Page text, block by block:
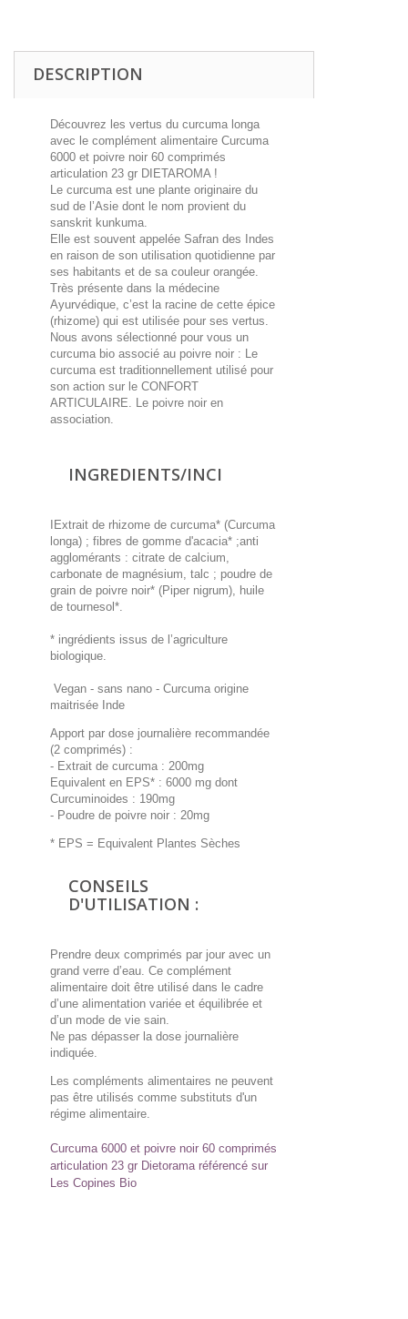
DESCRIPTION
Découvrez les vertus du curcuma longa
avec le complément alimentaire Curcuma
6000 et poivre noir 60 comprimés
articulation 23 gr DIETAROMA !
Le curcuma est une plante originaire du
sud de l’Asie dont le nom provient du
sanskrit kunkuma.
Elle est souvent appelée Safran des Indes
en raison de son utilisation quotidienne par
ses habitants et de sa couleur orangée.
Très présente dans la médecine
Ayurvédique, c’est la racine de cette épice
(rhizome) qui est utilisée pour ses vertus.
Nous avons sélectionné pour vous un
curcuma bio associé au poivre noir : Le
curcuma est traditionnellement utilisé pour
son action sur le CONFORT
ARTICULAIRE. Le poivre noir en
association.
INGREDIENTS/INCI
IExtrait de rhizome de curcuma* (Curcuma
longa) ; fibres de gomme d'acacia* ;anti
agglomérants : citrate de calcium,
carbonate de magnésium, talc ; poudre de
grain de poivre noir* (Piper nigrum), huile
de tournesol*.
* ingrédients issus de l’agriculture
biologique.
Vegan - sans nano - Curcuma origine
maitrisée Inde
Apport par dose journalière recommandée
(2 comprimés) :
- Extrait de curcuma : 200mg
Equivalent en EPS* : 6000 mg dont
Curcuminoides : 190mg
- Poudre de poivre noir : 20mg
* EPS = Equivalent Plantes Sèches
CONSEILS
D'UTILISATION :
Prendre deux comprimés par jour avec un
grand verre d’eau. Ce complément
alimentaire doit être utilisé dans le cadre
d’une alimentation variée et équilibrée et
d’un mode de vie sain.
Ne pas dépasser la dose journalière
indiquée.
Les compléments alimentaires ne peuvent
pas être utilisés comme substituts d'un
régime alimentaire.
Curcuma 6000 et poivre noir 60 comprimés
articulation 23 gr Dietorama référencé sur
Les Copines Bio